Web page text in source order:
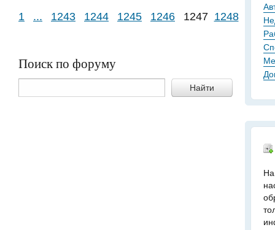
1 ... 1243 1244 1245 1246 1247 1248 1249
Поиск по форуму
Найти